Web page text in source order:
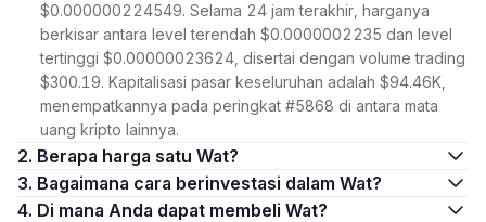
$0.000000224549. Selama 24 jam terakhir, harganya
berkisar antara level terendah $0.0000002235 dan level
tertinggi $0.00000023624, disertai dengan volume trading
$300.19. Kapitalisasi pasar keseluruhan adalah $94.46K,
menempatkannya pada peringkat #5868 di antara mata
uang kripto lainnya.
2. Berapa harga satu Wat?
3. Bagaimana cara berinvestasi dalam Wat?
4. Di mana Anda dapat membeli Wat?